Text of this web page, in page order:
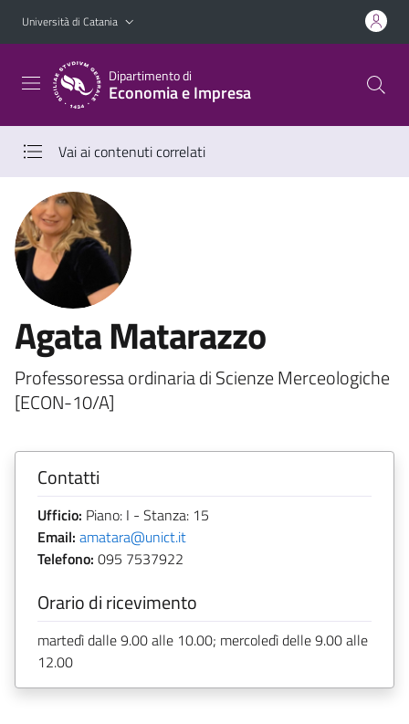
Vai al contenuto principale
Vai al menu di navigazione
Università di Catania
Dipartimento di
Economia e Impresa
Vai ai contenuti correlati
Agata Matarazzo
Professoressa ordinaria di Scienze Merceologiche
[ECON-10/A]
Contatti
Ufficio: Piano: I - Stanza: 15
Email: amatara@unict.it
Telefono: 095 7537922
Orario di ricevimento
martedì dalle 9.00 alle 10.00; mercoledì delle 9.00 alle
12.00